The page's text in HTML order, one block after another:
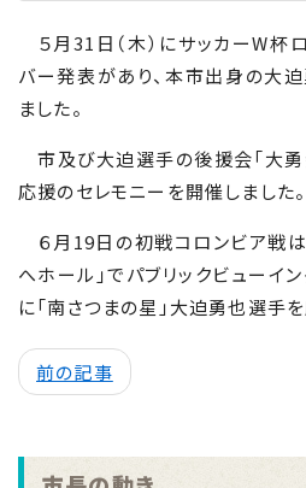
５月31日（木）にサッカーW杯
バー発表があり、本市出身の大
ました。
市及び大迫選手の後援会「大勇
応援のセレモニーを開催しました。
６月19日の初戦コロンビア戦は
へホール」でパブリックビューイ
に「南さつまの星」大迫勇也選手を
前の記事